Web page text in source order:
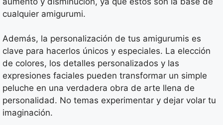
cualquier amigurumi.
Además, la personalización de tus amigurumis es
clave para hacerlos únicos y especiales. La elección
de colores, los detalles personalizados y las
expresiones faciales pueden transformar un simple
peluche en una verdadera obra de arte llena de
personalidad. No temas experimentar y dejar volar tu
imaginación.